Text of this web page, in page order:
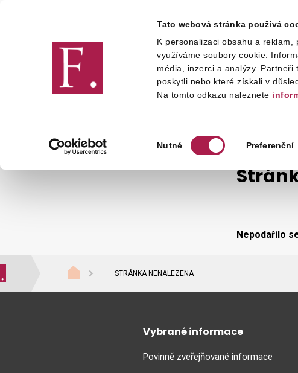
Tato webová stránka používá
K personalizaci obsahu a
využíváme soubory cookie.
média, inzerci a analýzy.
poskytli nebo které získali v
Na tomto odkazu naleznete
souhlasu
Nutné Preferenční
Finanční správa
Nepodařilo
STRÁNKA NENALEZENA
Vybrané informace
Povinně zveřejňované informace